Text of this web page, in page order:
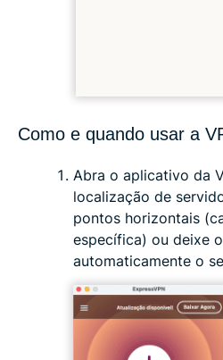
Como e quando usar a
Abra o aplicativo da
localização de
pontos horizontais
específica) ou deixe
automaticamente o